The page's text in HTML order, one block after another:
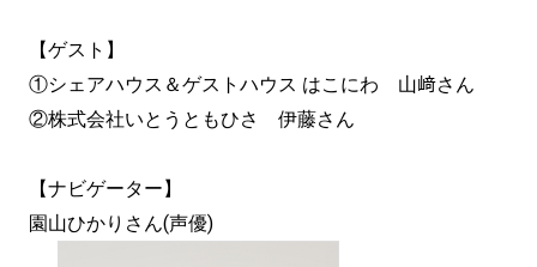
【ゲスト】
①シェアハウス＆ゲストハウス はこにわ 山﨑さん
②株式会社いとうともひさ 伊藤さん
【ナビゲーター】
園山ひかりさん(声優)